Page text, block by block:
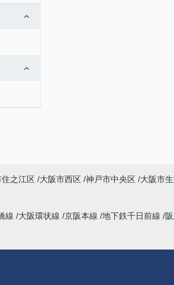
住之江区 大阪市西区 神戸市中央区 大阪市
線 大阪環状線 京阪本線 地下鉄千日前線